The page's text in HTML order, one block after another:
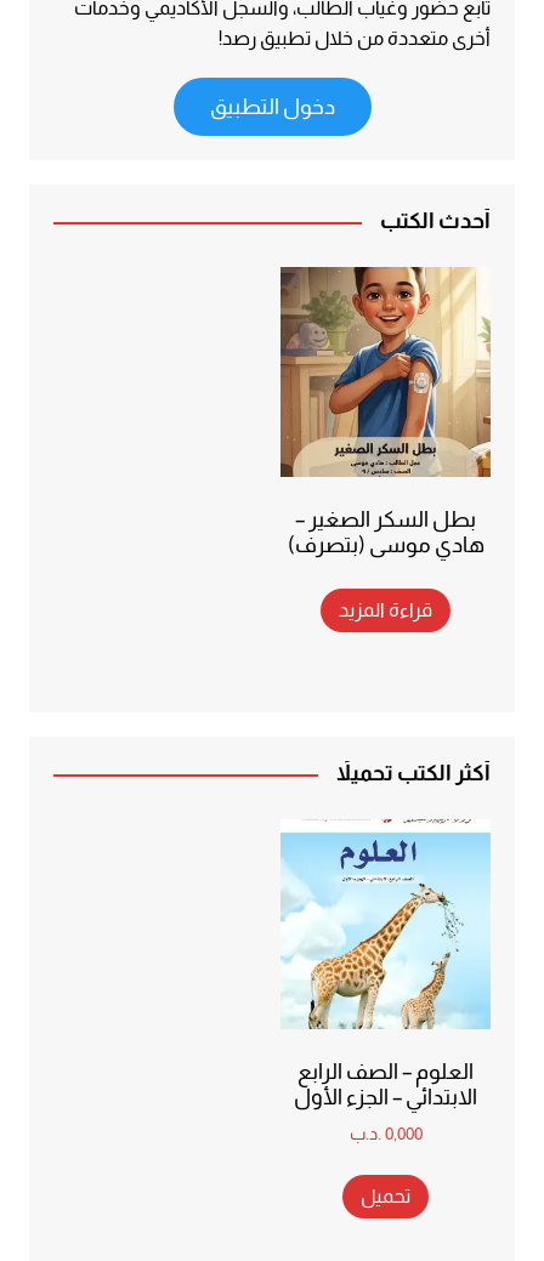
تابع حضور وغياب الطالب، والسجل الأكاديمي وخدمات
أخرى متعددة من خلال تطبيق رصد!
دخول التطبيق
أحدث الكتب
بطل السكر الصغير –
هادي موسى (بتصرف)
قراءة المزيد
أكثر الكتب تحميلاً
العلوم – الصف الرابع
الابتدائي – الجزء الأول
0,000 .د.ب
تحميل